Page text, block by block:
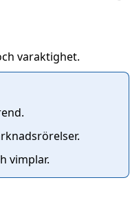
varaktighet.
vimplar.